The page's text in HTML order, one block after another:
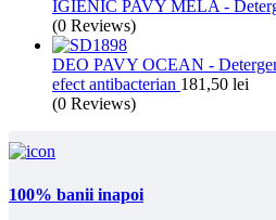
IGIENIC PAVY MELA -
(0 Reviews)
DEO PAVY OCEAN -
efect antibacterian 181,50 lei
(0 Reviews)
100% banii inapoi